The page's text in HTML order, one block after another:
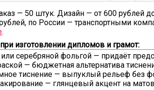
— 50 штук. Дизайн — от 600 рублей
по России — транспортными
.
изготовлении дипломов и грамот:
серебряной фольгой — придаёт
— бюджетная альтернатива
тиснение — выпуклый рельеф без
— глянцевый акцент на